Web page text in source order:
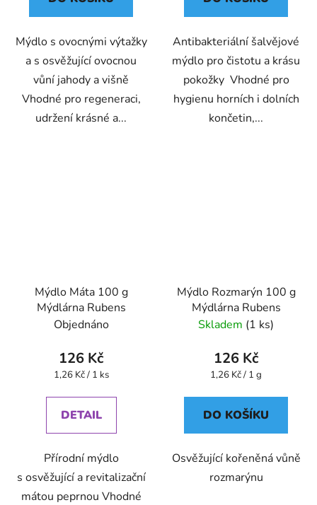
Mýdlo s ovocnými výtažky
a s osvěžující ovocnou
vůní jahody a višně
Vhodné pro regeneraci,
udržení krásné a...
Antibakteriální šalvějové
mýdlo pro čistotu a krásu
pokožky Vhodné pro
hygienu horních i dolních
končetin,...
Mýdlo Máta 100 g
Mýdlárna Rubens
Objednáno
126 Kč
Měrná
1,26 Kč / 1 ks
DETAIL
Přírodní mýdlo
s osvěžující a revitalizační
mátou peprnou Vhodné
Mýdlo Rozmarýn 100 g
Mýdlárna Rubens
Skladem (1 ks)
126 Kč
Měrná
1,26 Kč / 1 g
DO KOŠÍKU
Osvěžující kořeněná vůně
rozmarýnu